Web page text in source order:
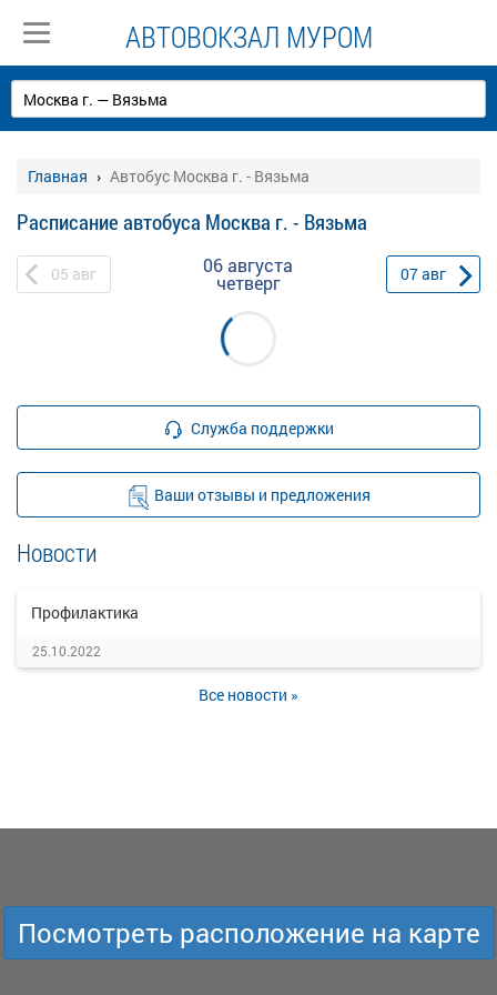
АВТОВОКЗАЛ МУРОМ
Главная Автобус Москва г. - Вязьма
Расписание автобуса Москва г. - Вязьма
05 авг 06 августа
четверг 07авг
Служба поддержки
Ваши отзывы и предложения
Новости
Профилактика
25.10.2022
Все новости »
Посмотреть расположение на карте